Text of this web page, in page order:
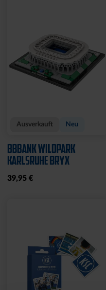
Ausverkauft Neu
BBBANK WILDPARK
KARLSRUHE BRYX
39,95 €